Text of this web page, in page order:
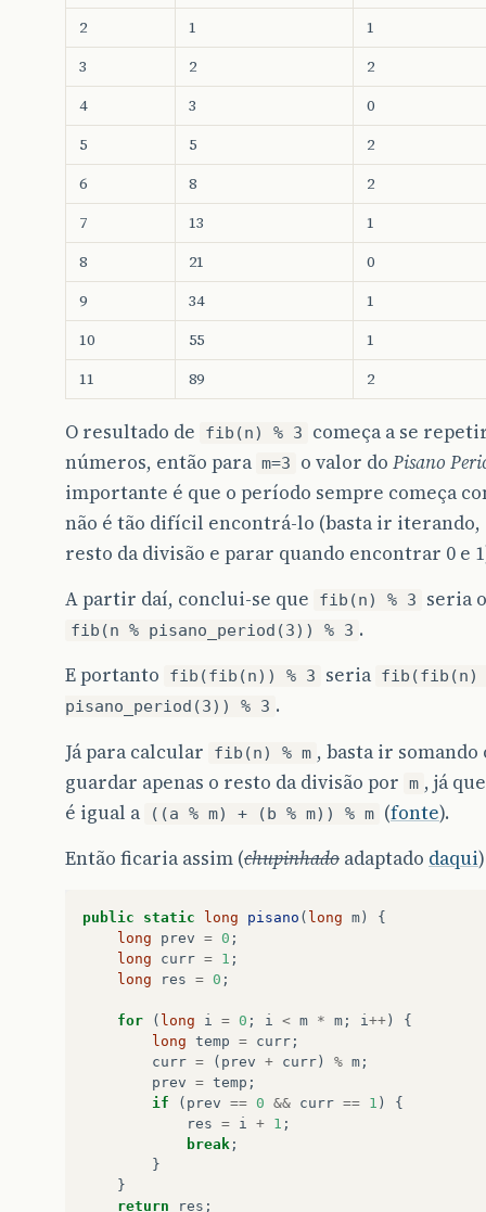
2
1
1
3
2
2
4
3
0
5
5
2
6
8
2
7
13
1
8
21
0
9
34
1
10
55
1
11
89 2
O resultado de fib(n) % 3
começa a se
números, então para m=3 o valor do Pisano
importante é que o período sempre começa
não é tão difícil encontrá-lo (basta ir iterando,
resto da divisão e parar quando encontrar 0 e
A partir daí, conclui-se que
fib(n) % 3 seria
fib(n % pisano_period(3)) % 3 .
E portanto
fib(fib(n)) % 3 seria fib(fib(n)
pisano_period(3)) % 3 .
Já para calcular
fib(n) % m , basta ir
guardar apenas o resto da divisão por m , já
é igual a
((a % m) + (b % m)) % m (fonte).
Então ficaria assim (chupinhado adaptado daqui
public static long pisano ( long m)
{
long
prev = 0 ;
long
curr = 1 ;
long
res = 0 ;
for ( long i = 0 ; i < m * m ; i ++)
{
long temp = curr ;
curr = ( prev + curr) % m ;
prev = temp ;
if
( prev == 0 && curr == 1 )
{
res = i + 1 ;
break ;
}
}
return
res ;